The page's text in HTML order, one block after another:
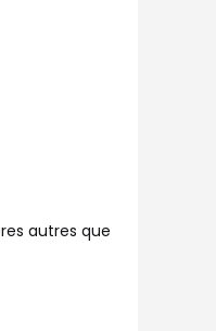
autres que